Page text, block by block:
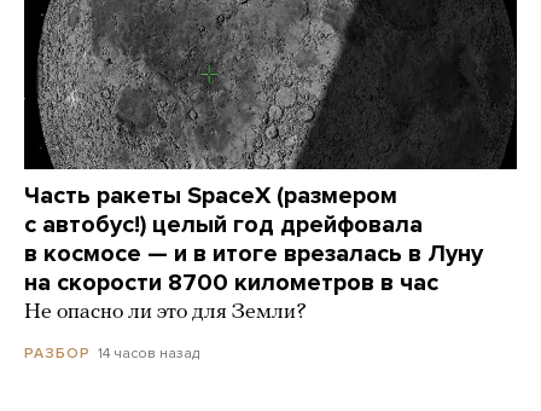
Часть ракеты SpaceX (размером
с автобус!) целый год дрейфовала
в космосе — и в итоге врезалась в Луну
на скорости 8700 километров в час
Не опасно ли это для Земли?
РАЗБОР 14 часов назад